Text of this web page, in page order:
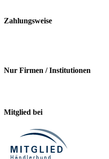
Zahlungsweise
Nur Firmen / Institutionen
Mitglied bei